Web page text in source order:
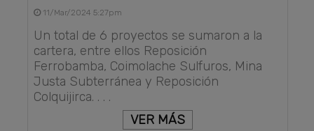
11/Mar/2024 5:27pm
Un total de 6 proyectos se sumaron a la
cartera, entre ellos Reposición
Ferrobamba, Coimolache Sulfuros, Mina
Justa Subterránea y Reposición
Colquijirca. . . .
VER MÁS